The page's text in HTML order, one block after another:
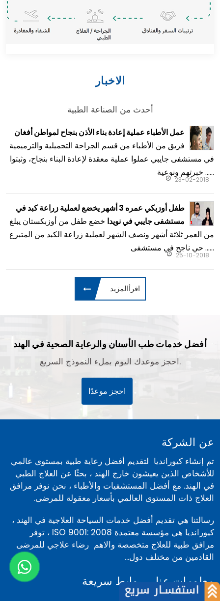
الاخبار
أحدث من الصناعة الطبية
عمل الأطباء عملية إعادة بناء الأذن بنجاح لمواطن أفغان
فريق من الأطباء من قسم الجراحة التجميلية والترميمية
في مستشفى جايبي عملوا عملية معقدة لإعادة البناء بنجاح، وثبتوا
خبرتهم ونوعية ......
23-02-2018
طفل أوزبكي عمره 3 أشهر يخضع لعملية زراعة كبد في
مستشفى جايبي في نويدا خضع طفل من أوزبكستان يبلغ
من العمر ثلاثة أشهر ونصف الشهر لعملية زراعة الكبد من المتبرع
حي ناجح في مستشفى ......
25-10-2018
اقرأالمزيد
أفضل خدمات طب الأسنان والرعاية الصحية في الهند
احجز موعدك اليوم بملء النموذج السريع.
احجز موعدًا
عن الشركة
تم إنشاء كيورانديا لتقديم أفضل رعاية طبية بمستوى عالمي
للأشخاص الذين يعيشون خارج الهند ، بحثًا عن العلاج الطبي
في الهند. مع أفضل المستشفيات والأطباء ، نحن نوفر مرافق
العلاج ذات المستوى العالمي بأسعار معقولة للمرضى.
رسالتنا هي تقديم أفضل خدمات السياحة العلاجية في الهند ،
كيورانديا هي مؤسسة معتمدة ISO 9001: 2008 ، توفر
مرافق طبية للعلاج متخصصة والاهم رضاء علاجي للمرضى
القادمين من مختلف دول...
معلومات عنا
عن الشركة
روابط سريعة
أخبار